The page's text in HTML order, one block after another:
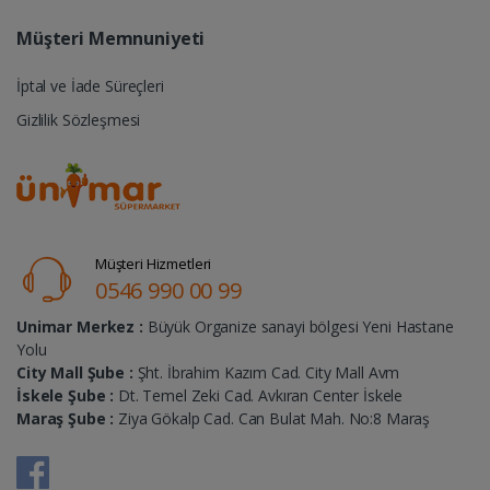
Müşteri Memnuniyeti
İptal ve İade Süreçleri
Gizlilik Sözleşmesi
Müşteri Hizmetleri
0546 990 00 99
Unimar Merkez : Büyük Organize sanayi bölgesi Yeni Hastane
Yolu
City Mall Şube : Şht. İbrahim Kazım Cad. City Mall Avm
İskele Şube : Dt. Temel Zeki Cad. Avkıran Center İskele
Maraş Şube : Ziya Gökalp Cad. Can Bulat Mah. No:8 Maraş